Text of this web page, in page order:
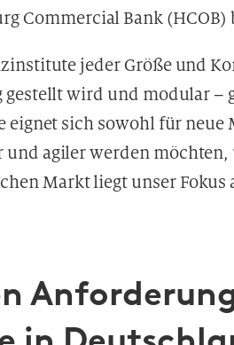
Commercial Bank (HCOB)
jeder Größe und
gestellt wird und modular
eignet sich sowohl für
agiler werden
Markt liegt unser